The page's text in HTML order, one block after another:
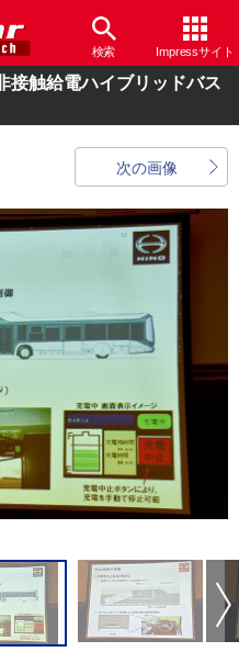
検索 Impressサイト
接触給電ハイブリッドバス
次の画像